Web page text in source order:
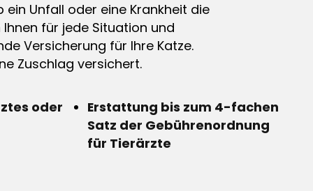
Unfall oder eine Krankheit die
für jede Situation und
Versicherung für Ihre Katze.
Zuschlag versichert.
oder
Erstattung bis zum 4-fachen
Satz der Gebührenordnung
für Tierärzte